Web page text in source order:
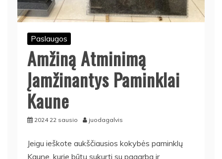
Paslaugos
Amžiną Atminimą
Įamžinantys Paminklai
Kaune
2024 22 sausio juodagalvis
Jeigu ieškote aukščiausios kokybės paminklų
Kaune, kurie būtų sukurti su pagarba ir